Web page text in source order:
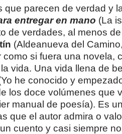
que parecen de verdad y
entregar en mano (La
de verdades, al menos
(Aldeanueva del
si fuera una novela,
vida. Una vida llena de
he conocido y
los doce volúmenes que
manual de poesía). Es
que el autor admira o
cuento y casi siempre